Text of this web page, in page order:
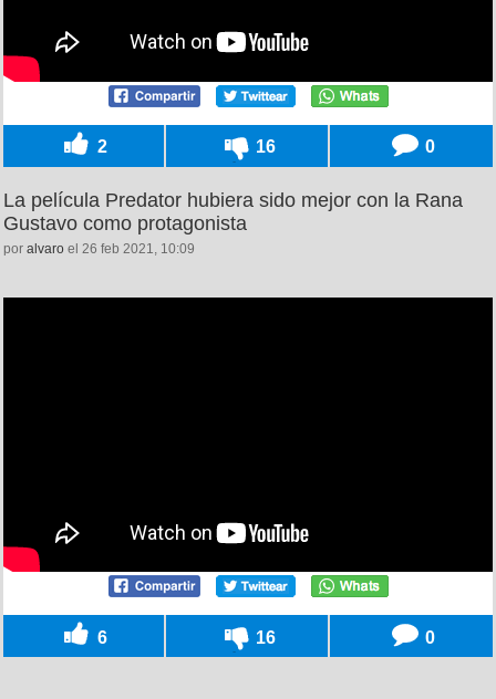
2 16 0
La película Predator hubiera sido mejor con la Rana
Gustavo como protagonista
por alvaro el 26 feb 2021, 10:09
6 16 0